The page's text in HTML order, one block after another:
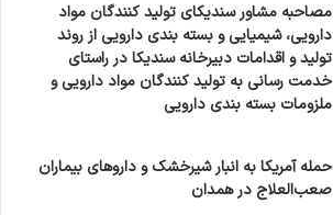
مصاحبه مشاور سندیکای تولید کنندگان مواد
دارویی، شیمیایی و بسته بندی دارویی از روند
تولید و اقدامات دبیرخانه سندیکا در راستای
خدمت رسانی به تولید کنندگان مواد دارویی و
ملزومات بسته بندی دارویی
حمله آمریکا به انبار شیرخشک و داروهای بیماران
صعب‌العلاج در همدان